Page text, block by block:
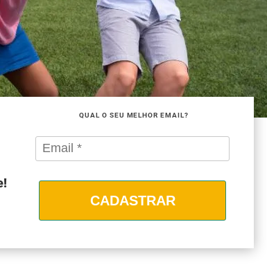
QUAL O SEU MELHOR EMAIL?
CADASTRAR